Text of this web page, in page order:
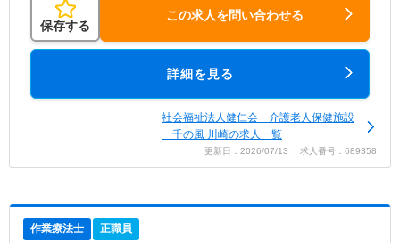
保存する
この求人を問い合わせる
詳細を見る
社会福祉法人健仁会 介護老人保健施設
千の風 川崎の求人一覧
更新日：2026/07/13 求人番号：689358
作業療法士 正職員